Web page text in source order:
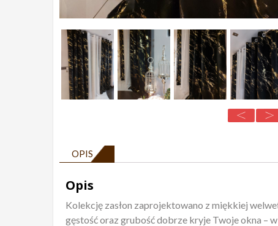
OPIS
Opis
Kolekcję zasłon zaprojektowano z miękkiej
gęstość oraz grubość dobrze kryje Twoje okna –